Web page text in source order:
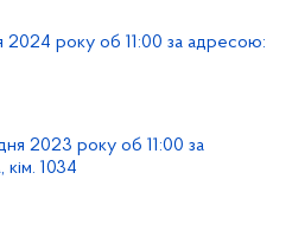
2024 року об 11:00 за адресою:
2023 року об 11:00 за
1034